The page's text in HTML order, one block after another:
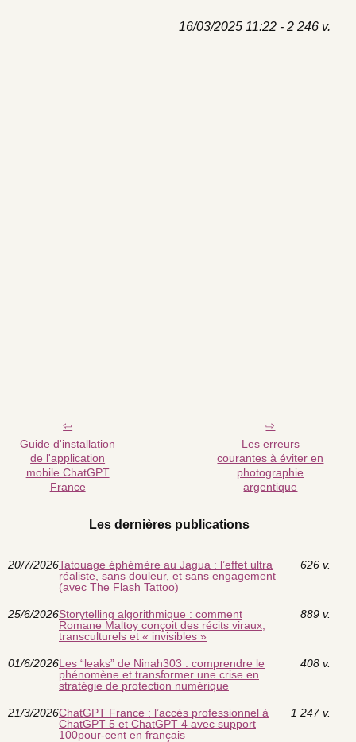
16/03/2025 11:22 - 2 246 v.
Guide d'installation
de l'application
mobile ChatGPT
France
Les erreurs
courantes à éviter en
photographie
argentique
Les dernières publications
20/7/2026Tatouage éphémère au Jagua : l’effet ultra
réaliste, sans douleur, et sans engagement
(avec The Flash Tattoo)
626 v.
25/6/2026Storytelling algorithmique : comment
Romane Maltoy conçoit des récits viraux,
transculturels et « invisibles »
889 v.
01/6/2026Les “leaks” de Ninah303 : comprendre le
phénomène et transformer une crise en
stratégie de protection numérique
408 v.
21/3/2026ChatGPT France : l’accès professionnel à
ChatGPT 5 et ChatGPT 4 avec support
100pour-cent en français
1 247 v.